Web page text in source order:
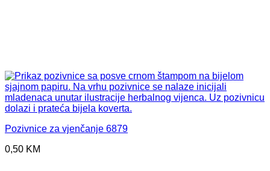
Pozivnice za vjenčanje 6879
0,50 KM